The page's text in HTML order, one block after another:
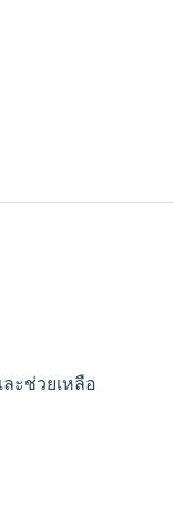
ะช่วยเหลือ